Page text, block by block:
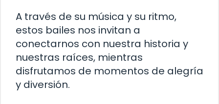
A través de su música y su ritmo,
estos bailes nos invitan a
conectarnos con nuestra historia y
nuestras raíces, mientras
disfrutamos de momentos de alegría
y diversión.